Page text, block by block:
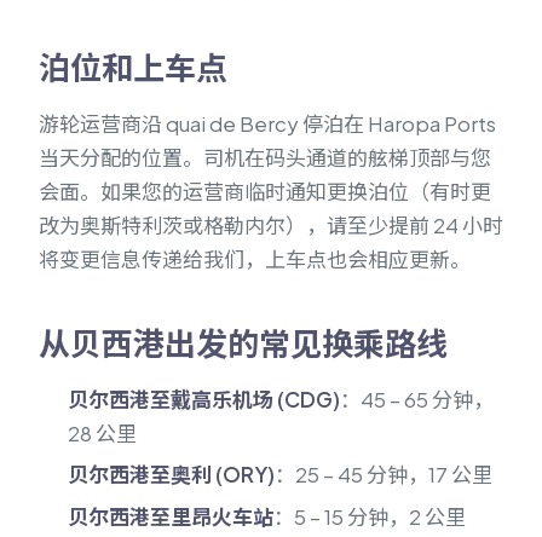
泊位和上车点
游轮运营商沿 quai de Bercy 停泊在 Haropa Ports
当天分配的位置。司机在码头通道的舷梯顶部与您
会面。如果您的运营商临时通知更换泊位（有时更
改为奥斯特利茨或格勒内尔），请至少提前 24 小时
将变更信息传递给我们，上车点也会相应更新。
从贝西港出发的常见换乘路线
贝尔西港至戴高乐机场 (CDG)：45 – 65 分钟，
28 公里
贝尔西港至奥利 (ORY)：25 – 45 分钟，17 公里
贝尔西港至里昂火车站：5 – 15 分钟，2 公里